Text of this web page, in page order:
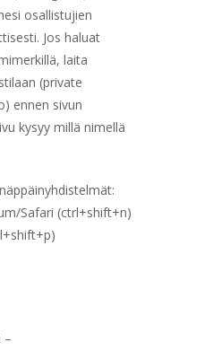
osallistujien
Jos haluat
laita
(private
ennen sivun
kysyy millä nimellä
Safari (ctrl+shift+n)
–